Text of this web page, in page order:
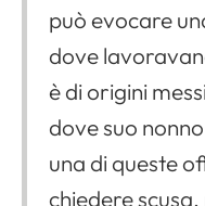
può evocare
dove
è di origini
dove suo
una di queste
chiedere scusa,